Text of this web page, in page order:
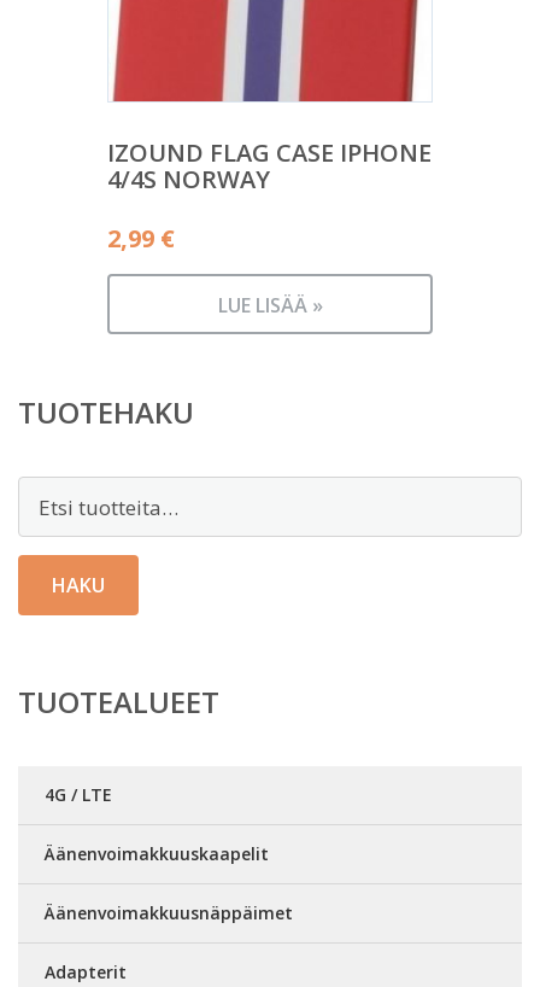
IZOUND FLAG CASE IPHONE
4/4S NORWAY
2,99 €
LUE LISÄÄ »
TUOTEHAKU
HAKU
TUOTEALUEET
4G / LTE
Äänenvoimakkuuskaapelit
Äänenvoimakkuusnäppäimet
Adapterit